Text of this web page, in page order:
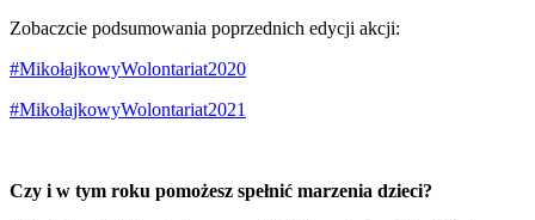
Zobaczcie podsumowania poprzednich edycji akcji:
#MikołajkowyWolontariat2020
#MikołajkowyWolontariat2021
Czy i w tym roku pomożesz spełnić marzenia dzieci?